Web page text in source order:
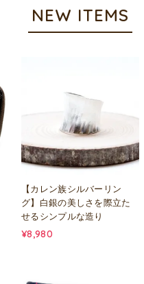
NEW ITEMS
【カレン族シルバーリン
グ】白銀の美しさを際立た
せるシンプルな造り
¥8,980